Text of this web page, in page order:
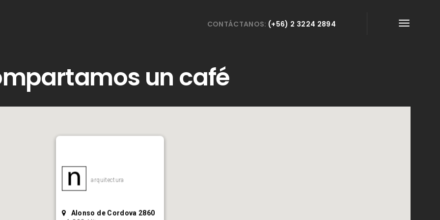
CONTÁCTANOS: (+56) 2 3224 2894
un café
arquitectura
Alonso de Cordova 2860